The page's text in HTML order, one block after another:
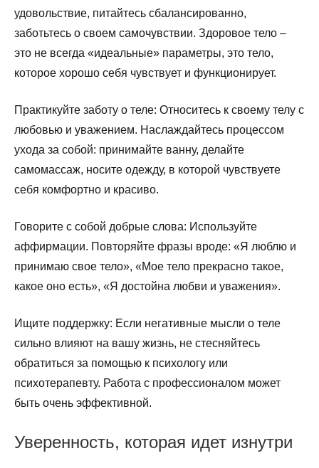
удовольствие, питайтесь сбалансированно,
заботьтесь о своем самочувствии. Здоровое тело –
это не всегда «идеальные» параметры, это тело,
которое хорошо себя чувствует и функционирует.
Практикуйте заботу о теле: Относитесь к своему телу с
любовью и уважением. Наслаждайтесь процессом
ухода за собой: принимайте ванну, делайте
самомассаж, носите одежду, в которой чувствуете
себя комфортно и красиво.
Говорите с собой добрые слова: Используйте
аффирмации. Повторяйте фразы вроде: «Я люблю и
принимаю свое тело», «Мое тело прекрасно такое,
какое оно есть», «Я достойна любви и уважения».
Ищите поддержку: Если негативные мысли о теле
сильно влияют на вашу жизнь, не стесняйтесь
обратиться за помощью к психологу или
психотерапевту. Работа с профессионалом может
быть очень эффективной.
Уверенность, которая идет изнутри